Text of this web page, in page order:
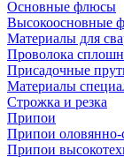
Основные флюсы
Высокоосновные
Материалы для
Проволока
Присадочные
Материалы
Строжка и резка
Припои
Припои
Припои